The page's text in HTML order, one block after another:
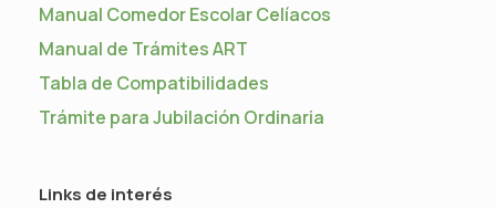
Manual Comedor Escolar Celíacos
Manual de Trámites ART
Tabla de Compatibilidades
Trámite para Jubilación Ordinaria
Links de interés